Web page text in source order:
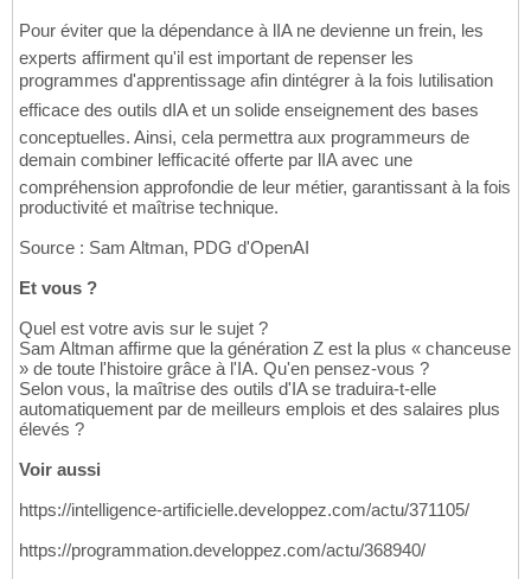
Pour éviter que la dépendance à lIA ne devienne un frein, les
experts affirment qu'il est important de repenser les
programmes d'apprentissage afin dintégrer à la fois lutilisation
efficace des outils dIA et un solide enseignement des bases
conceptuelles. Ainsi, cela permettra aux programmeurs de
demain combiner lefficacité offerte par lIA avec une
compréhension approfondie de leur métier, garantissant à la fois
productivité et maîtrise technique.
Source : Sam Altman, PDG d'OpenAI
Et vous ?
Quel est votre avis sur le sujet ?
Sam Altman affirme que la génération Z est la plus « chanceuse
» de toute l'histoire grâce à l'IA. Qu'en pensez-vous ?
Selon vous, la maîtrise des outils d'IA se traduira-t-elle
automatiquement par de meilleurs emplois et des salaires plus
élevés ?
Voir aussi
https://intelligence-artificielle.developpez.com/actu/371105/
https://programmation.developpez.com/actu/368940/